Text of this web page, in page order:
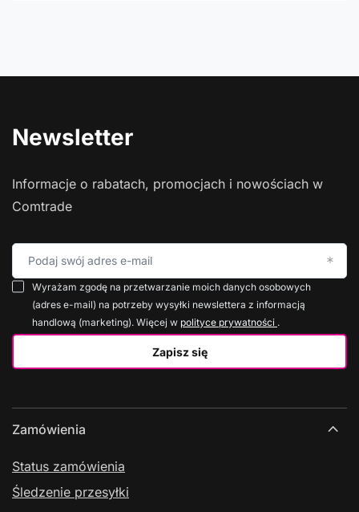
Newsletter
Informacje o rabatach, promocjach i nowościach w
Comtrade
Podaj swój adres e-mail
Zapisz się
Wyrażam zgodę na przetwarzanie moich danych osobowych
(adres e-mail) na potrzeby wysyłki newslettera z informacją
handlową (marketing). Więcej w polityce prywatności .
Zamówienia
Status zamówienia
Śledzenie przesyłki